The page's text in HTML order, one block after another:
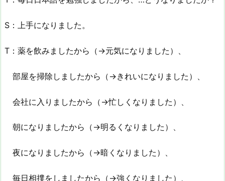
S：上手になりました。
T：薬を飲みましたから（→元気になりました）、
部屋を掃除しましたから（→きれいになりました）、
会社に入りましたから（→忙しくなりました）、
朝になりましたから（→明るくなりました）、
夜になりましたから（→暗くなりました）、
毎日相撲をしましたから（→強くなりました）、